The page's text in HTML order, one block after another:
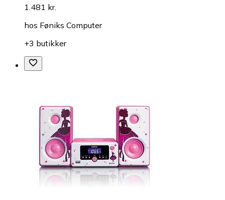
1.481 kr.
hos Føniks Computer
+3 butikker